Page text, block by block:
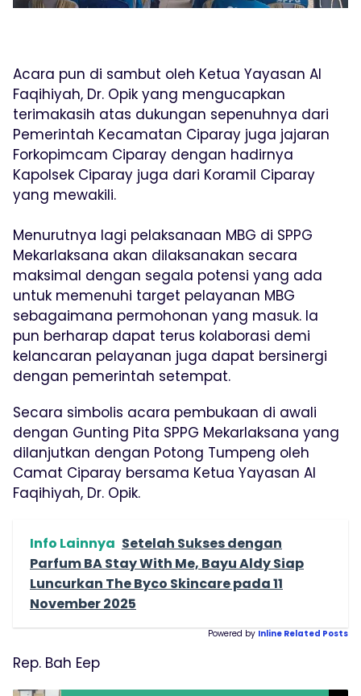
Acara pun di sambut oleh Ketua Yayasan Al
Faqihiyah, Dr. Opik yang mengucapkan
terimakasih atas dukungan sepenuhnya dari
Pemerintah Kecamatan Ciparay juga jajaran
Forkopimcam Ciparay dengan hadirnya
Kapolsek Ciparay juga dari Koramil Ciparay
yang mewakili.
Menurutnya lagi pelaksanaan MBG di SPPG
Mekarlaksana akan dilaksanakan secara
maksimal dengan segala potensi yang ada
untuk memenuhi target pelayanan MBG
sebagaimana permohonan yang masuk. Ia
pun berharap dapat terus kolaborasi demi
kelancaran pelayanan juga dapat bersinergi
dengan pemerintah setempat.
Secara simbolis acara pembukaan di awali
dengan Gunting Pita SPPG Mekarlaksana yang
dilanjutkan dengan Potong Tumpeng oleh
Camat Ciparay bersama Ketua Yayasan Al
Faqihiyah, Dr. Opik.
Info Lainnya Setelah Sukses dengan
Parfum BA Stay With Me, Bayu Aldy Siap
Luncurkan The Byco Skincare pada 11
November 2025
Powered by Inline Related Posts
Rep. Bah Eep